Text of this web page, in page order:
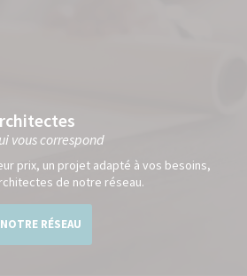
vous correspond
prix, un projet adapté à vos besoins,
de notre réseau.
RÉSEAU